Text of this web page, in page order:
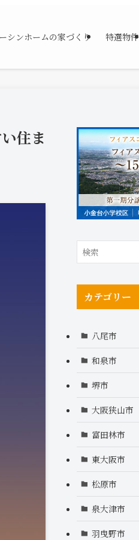
シンホームの家づくり 特選物件
住ま
カテゴリー
八尾市
和泉市
堺市
大阪狭山市
富田林市
東大阪市
松原市
泉大津市
羽曳野市